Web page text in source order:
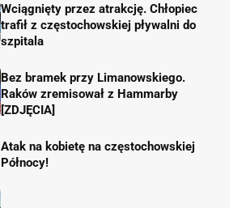
Wciągnięty przez atrakcję. Chłopiec
trafił z częstochowskiej pływalni do
szpitala
Bez bramek przy Limanowskiego.
Raków zremisował z Hammarby
[ZDJĘCIA]
Atak na kobietę na częstochowskiej
Północy!